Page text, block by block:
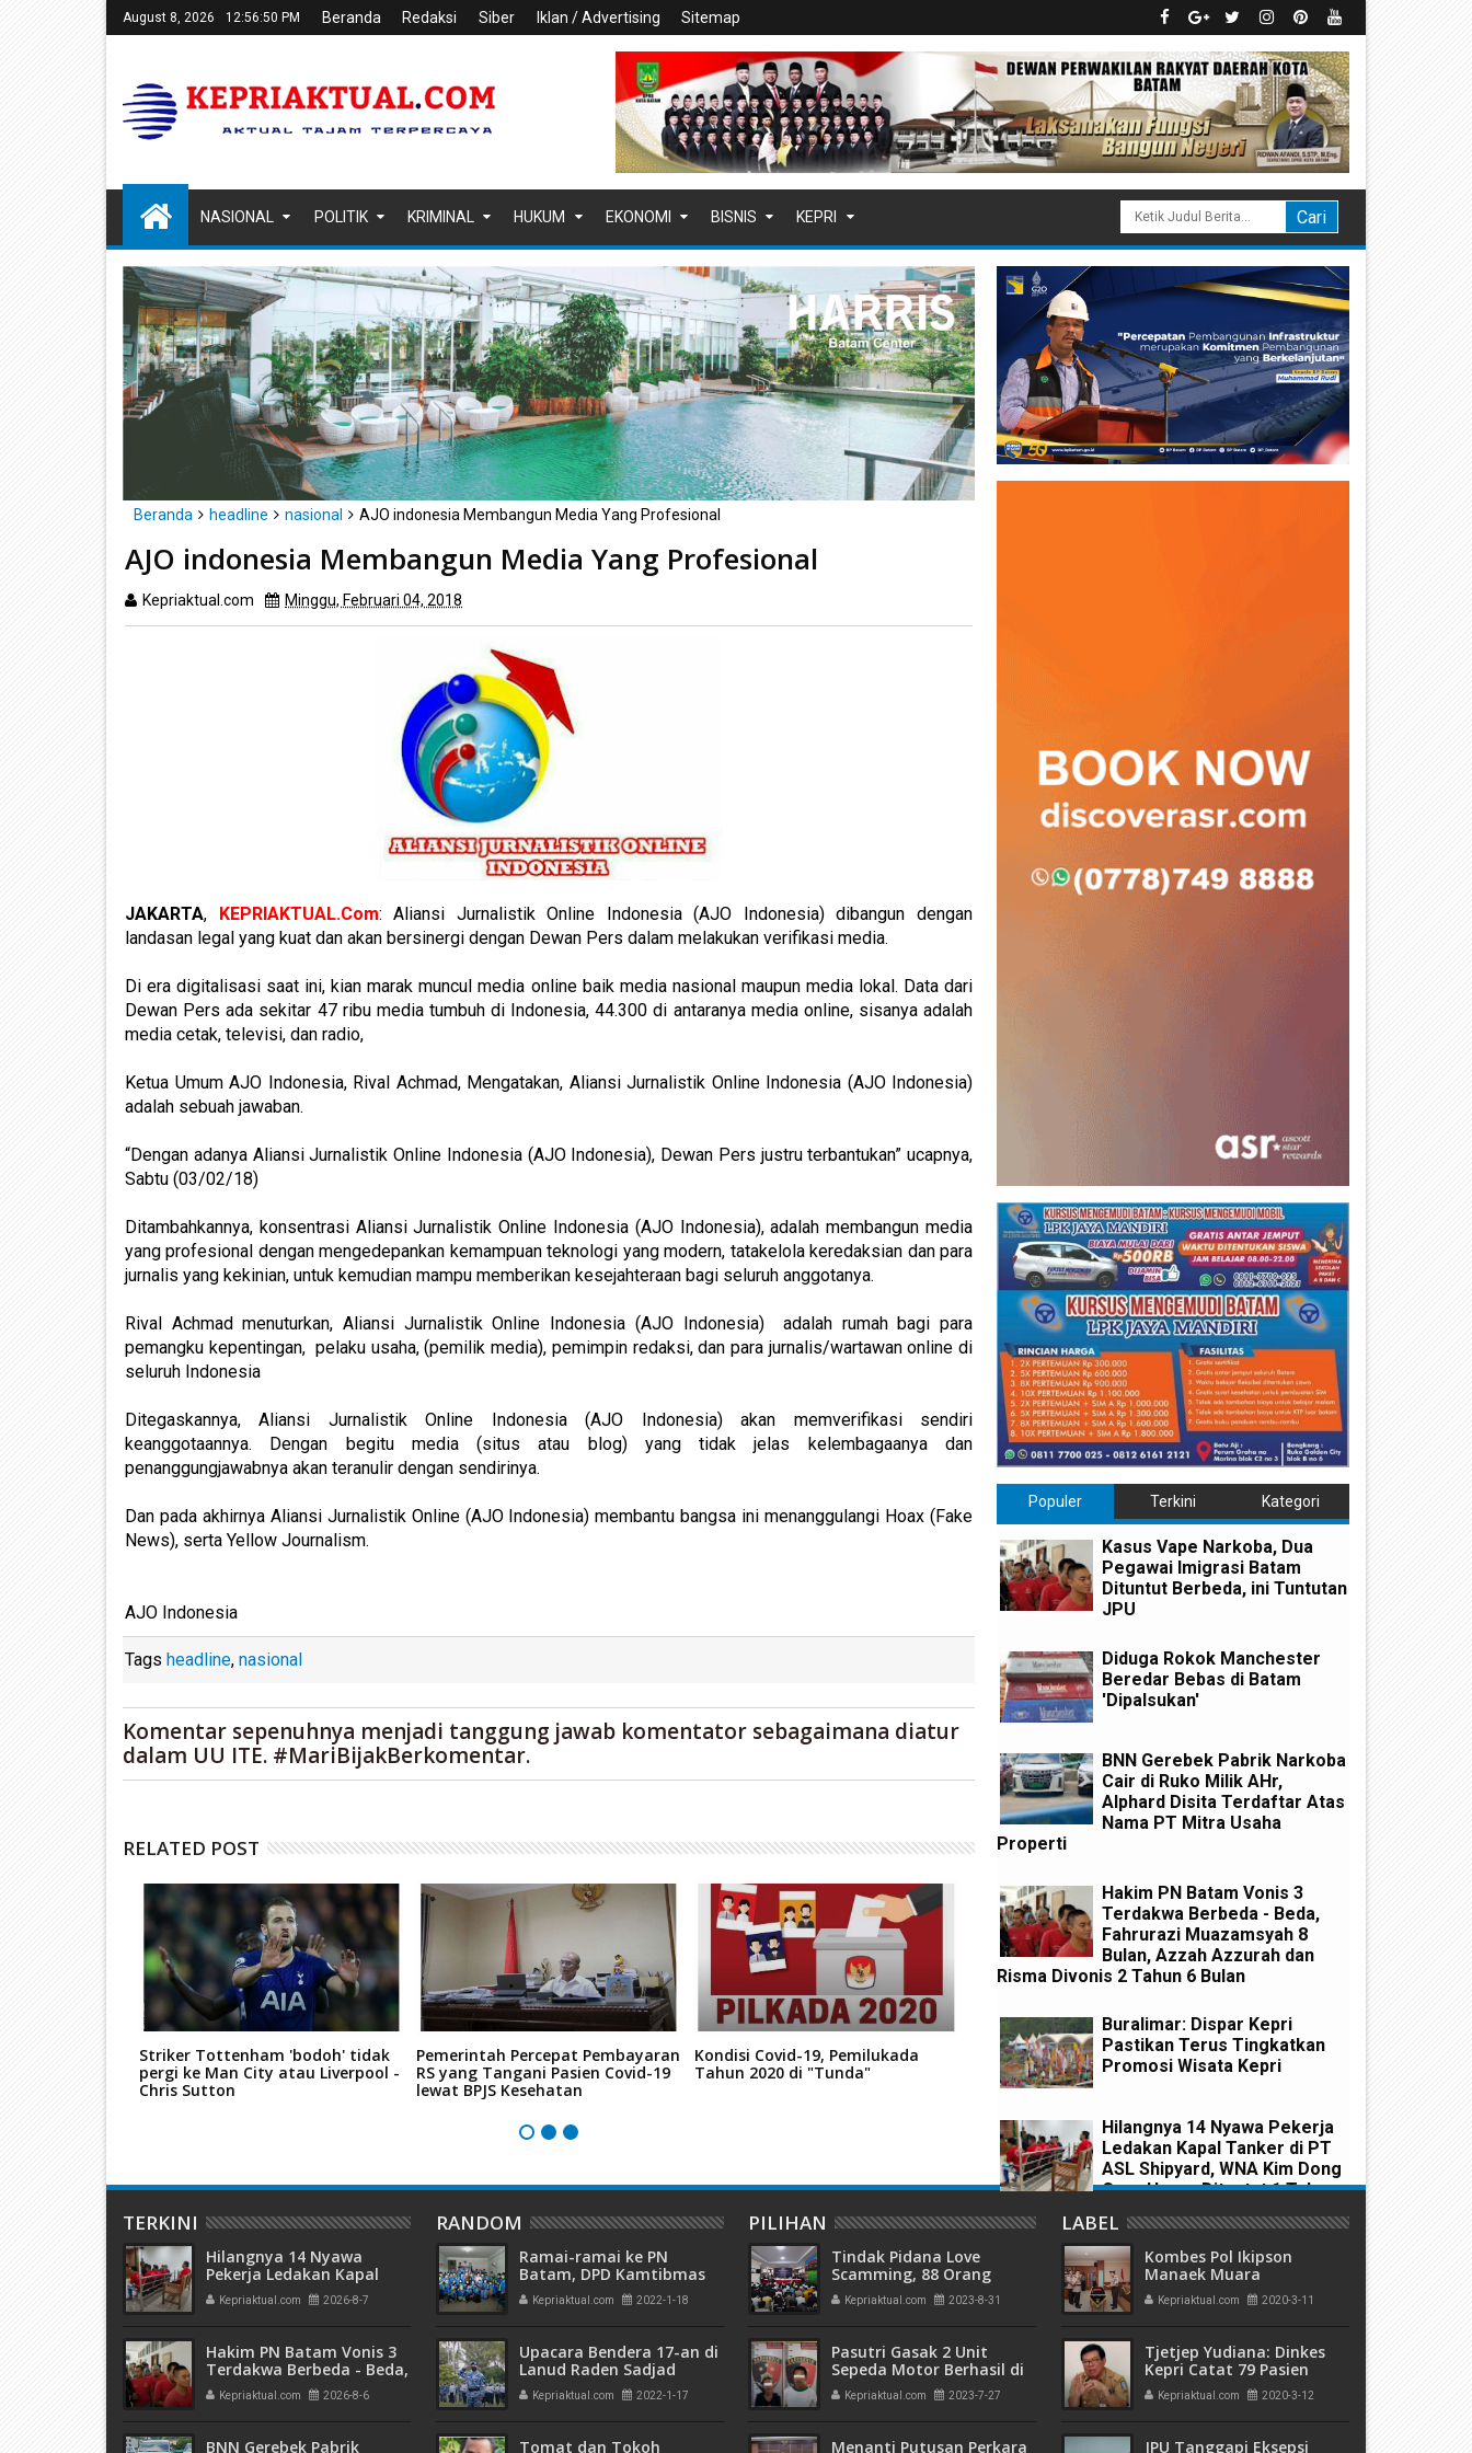
August 8, 2026 12:56:51 PM Beranda Redaksi Siber Iklan / Advertising Sitemap
NASIONAL POLITIK KRIMINAL HUKUM EKONOMI BISNIS KEPRI
Beranda headline nasional AJO indonesia Membangun Media Yang Profesional
AJO indonesia Membangun Media Yang Profesional
Kepriaktual.com Minggu, Februari 04, 2018
JAKARTA, KEPRIAKTUAL.Com: Aliansi Jurnalistik Online Indonesia (AJO Indonesia) dibangun dengan
landasan legal yang kuat dan akan bersinergi dengan Dewan Pers dalam melakukan verifikasi media.
Di era digitalisasi saat ini, kian marak muncul media online baik media nasional maupun media lokal. Data dari
Dewan Pers ada sekitar 47 ribu media tumbuh di Indonesia, 44.300 di antaranya media online, sisanya adalah
media cetak, televisi, dan radio,
Ketua Umum AJO Indonesia, Rival Achmad, Mengatakan, Aliansi Jurnalistik Online Indonesia (AJO Indonesia)
adalah sebuah jawaban.
“Dengan adanya Aliansi Jurnalistik Online Indonesia (AJO Indonesia), Dewan Pers justru terbantukan” ucapnya,
Sabtu (03/02/18)
Ditambahkannya, konsentrasi Aliansi Jurnalistik Online Indonesia (AJO Indonesia), adalah membangun media
yang profesional dengan mengedepankan kemampuan teknologi yang modern, tatakelola keredaksian dan para
jurnalis yang kekinian, untuk kemudian mampu memberikan kesejahteraan bagi seluruh anggotanya.
Rival Achmad menuturkan, Aliansi Jurnalistik Online Indonesia (AJO Indonesia) adalah rumah bagi para
pemangku kepentingan, pelaku usaha, (pemilik media), pemimpin redaksi, dan para jurnalis/wartawan online di
seluruh Indonesia
Ditegaskannya, Aliansi Jurnalistik Online Indonesia (AJO Indonesia) akan memverifikasi sendiri
keanggotaannya. Dengan begitu media (situs atau blog) yang tidak jelas kelembagaanya dan
penanggungjawabnya akan teranulir dengan sendirinya.
Dan pada akhirnya Aliansi Jurnalistik Online (AJO Indonesia) membantu bangsa ini menanggulangi Hoax (Fake
News), serta Yellow Journalism.
AJO Indonesia
Tags headline, nasional
Komentar sepenuhnya menjadi tanggung jawab komentator sebagaimana diatur
dalam UU ITE. #MariBijakBerkomentar.
RELATED POST
Striker Tottenham 'bodoh' tidak
pergi ke Man City atau Liverpool -
Chris Sutton
Pemerintah Percepat Pembayaran
RS yang Tangani Pasien Covid-19
lewat BPJS Kesehatan
Kondisi Covid-19, Pemilukada
Tahun 2020 di "Tunda"
Cegah Penyebaran Covid-19,
MenPANRB Minta ASN Tidak
Mudik Lebaran
Laporkan SPT ke DJP, Jika
WP di "Denda"
Populer Terkini Kategori
Kasus Vape Narkoba, Dua
Pegawai Imigrasi Batam
Dituntut Berbeda, ini Tuntutan
JPU
Diduga Rokok Manchester
Beredar Bebas di Batam
'Dipalsukan'
BNN Gerebek Pabrik Narkoba
Cair di Ruko Milik AHr,
Alphard Disita Terdaftar Atas
Nama PT Mitra Usaha
Properti
Hakim PN Batam Vonis 3
Terdakwa Berbeda - Beda,
Fahrurazi Muazamsyah 8
Bulan, Azzah Azzurah dan
Risma Divonis 2 Tahun 6 Bulan
Buralimar: Dispar Kepri
Pastikan Terus Tingkatkan
Promosi Wisata Kepri
Hilangnya 14 Nyawa Pekerja
Ledakan Kapal Tanker di PT
ASL Shipyard, WNA Kim Dong
Gyun Hanya Dituntut 1 Tahun
TERKINI
Hilangnya 14 Nyawa
Pekerja Ledakan Kapal
Tanker di PT ASL Shipyard,
WNA Kim Dong Gyun
Bulan
Kepriaktual.com 2026-8-7
Hakim PN Batam Vonis 3
Terdakwa Berbeda - Beda,
Fahrurazi Muazamsyah 8
Bulan, Azzah Azzurah dan
Bulan
Kepriaktual.com 2026-8-6
BNN Gerebek Pabrik
RANDOM
Ramai-ramai ke PN
Batam, DPD Kamtibmas
Indonesia Kepri Lakukan
Gugatan Class Action
Kepriaktual.com 2022-1-18
Upacara Bendera 17-an di
Lanud Raden Sadjad
Kepriaktual.com 2022-1-17
Tomat dan Tokoh
PILIHAN
Tindak Pidana Love
Scamming, 88 Orang
Pelaku Ditangkap Polda
Kepri dan Polisi Cina di
Kepriaktual.com 2023-8-31
Pasutri Gasak 2 Unit
Sepeda Motor Berhasil di
Ringkus Polisi
Kepriaktual.com 2023-7-27
Menanti Putusan Perkara
LABEL
Kombes Pol Ikipson
Manaek Muara
Tampubolon Jabat
Irwasda Polda Kepri
Kepriaktual.com 2020-3-11
Tjetjep Yudiana: Dinkes
Kepri Catat 79 Pasien
Negatif Covid-19
Kepriaktual.com 2020-3-12
JPU Tanggapi Eksepsi